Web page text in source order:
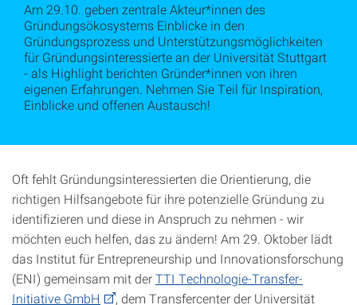
Am 29.10. geben zentrale Akteur*innen des
Gründungsökosystems Einblicke in den
Gründungsprozess und Unterstützungsmöglichkeiten
für Gründungsinteressierte an der Universität Stuttgart
- als Highlight berichten Gründer*innen von ihren
eigenen Erfahrungen. Nehmen Sie Teil für Inspiration,
Einblicke und offenen Austausch!
Oft fehlt Gründungsinteressierten die Orientierung, die
richtigen Hilfsangebote für ihre potenzielle Gründung zu
identifizieren und diese in Anspruch zu nehmen - wir
möchten euch helfen, das zu ändern! Am 29. Oktober lädt
das Institut für Entrepreneurship und Innovationsforschung
(ENI) gemeinsam mit derTTI Technologie-Transfer-
Initiative GmbH
, dem Transfercenter der Universität